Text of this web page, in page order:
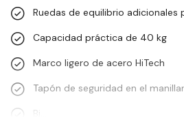
Ruedas de equilibrio adicionales
Capacidad práctica de 40 kg
Marco ligero de acero HiTech
Tapón de seguridad en el manillar
Bi…